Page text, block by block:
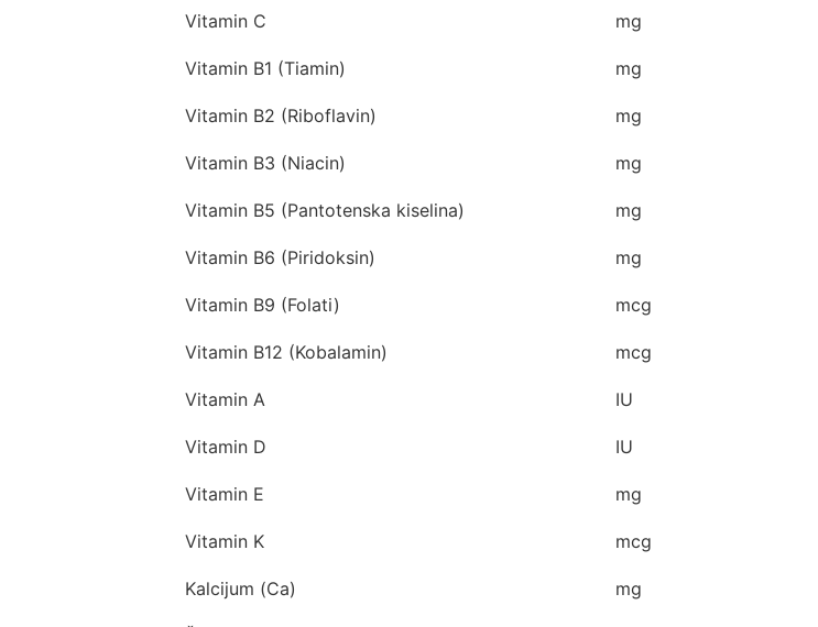
Vitamin C mg
Vitamin B1 (Tiamin) mg
Vitamin B2 (Riboflavin) mg
Vitamin B3 (Niacin) mg
Vitamin B5 (Pantotenska kiselina) mg
Vitamin B6 (Piridoksin) mg
Vitamin B9 (Folati) mcg
Vitamin B12 (Kobalamin) mcg
Vitamin A IU
Vitamin D IU
Vitamin E mg
Vitamin K mcg
Kalcijum (Ca) mg